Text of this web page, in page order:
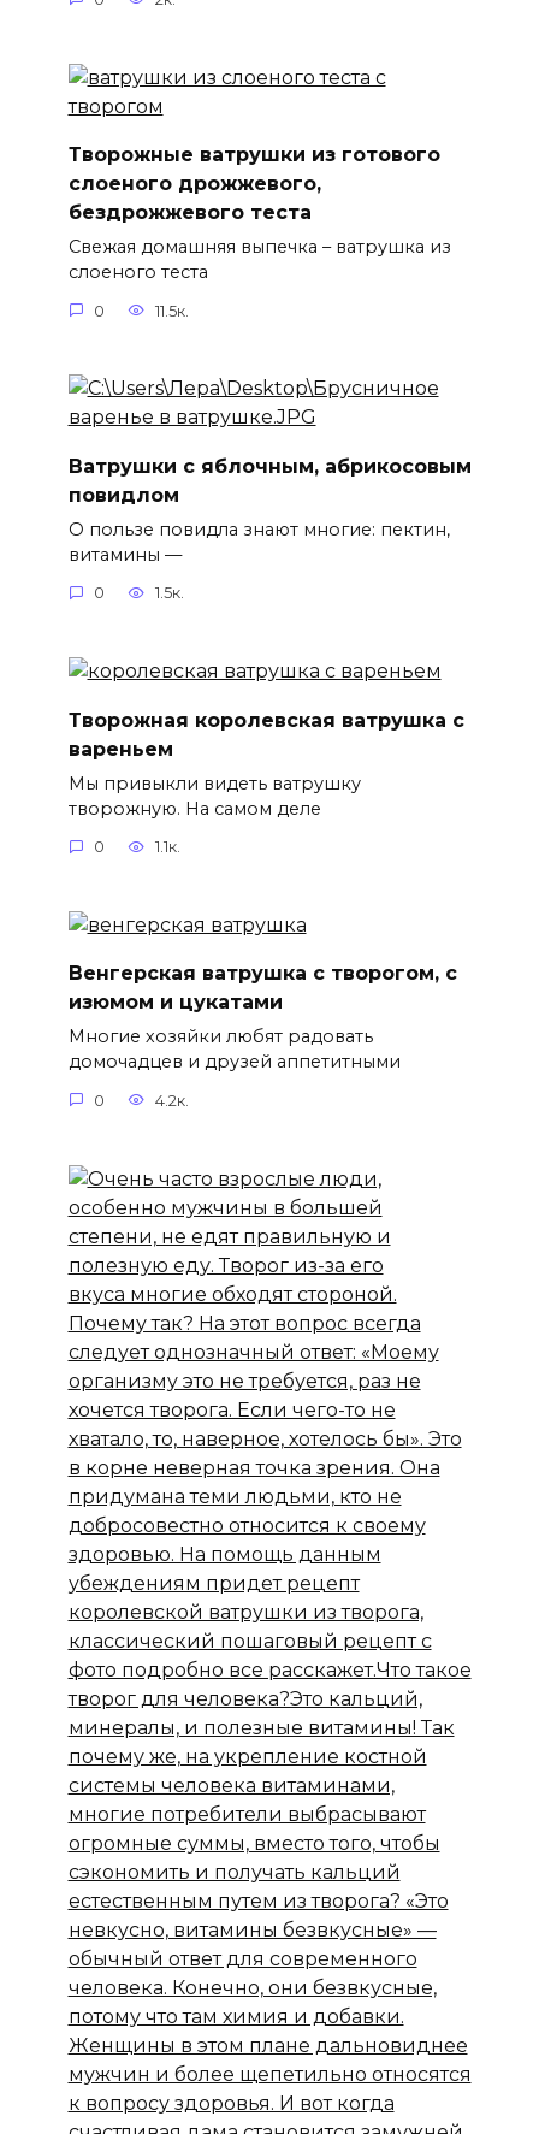
Творожные ватрушки из готового
слоеного дрожжевого,
бездрожжевого теста
Свежая домашняя выпечка – ватрушка из
слоеного теста
0 11.5к.
Ватрушки с яблочным, абрикосовым
повидлом
О пользе повидла знают многие: пектин,
витамины —
0 1.5к.
Творожная королевская ватрушка с
вареньем
Мы привыкли видеть ватрушку
творожную. На самом деле
0 1.1к.
Венгерская ватрушка с творогом, с
изюмом и цукатами
Многие хозяйки любят радовать
домочадцев и друзей аппетитными
0 4.2к.